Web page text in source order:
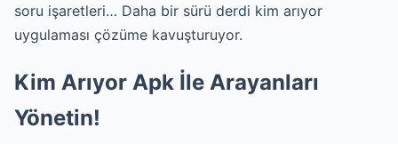
soru işaretleri… Daha bir sürü derdi kim arıyor
uygulaması çözüme kavuşturuyor.
Kim Arıyor Apk İle Arayanları
Yönetin!